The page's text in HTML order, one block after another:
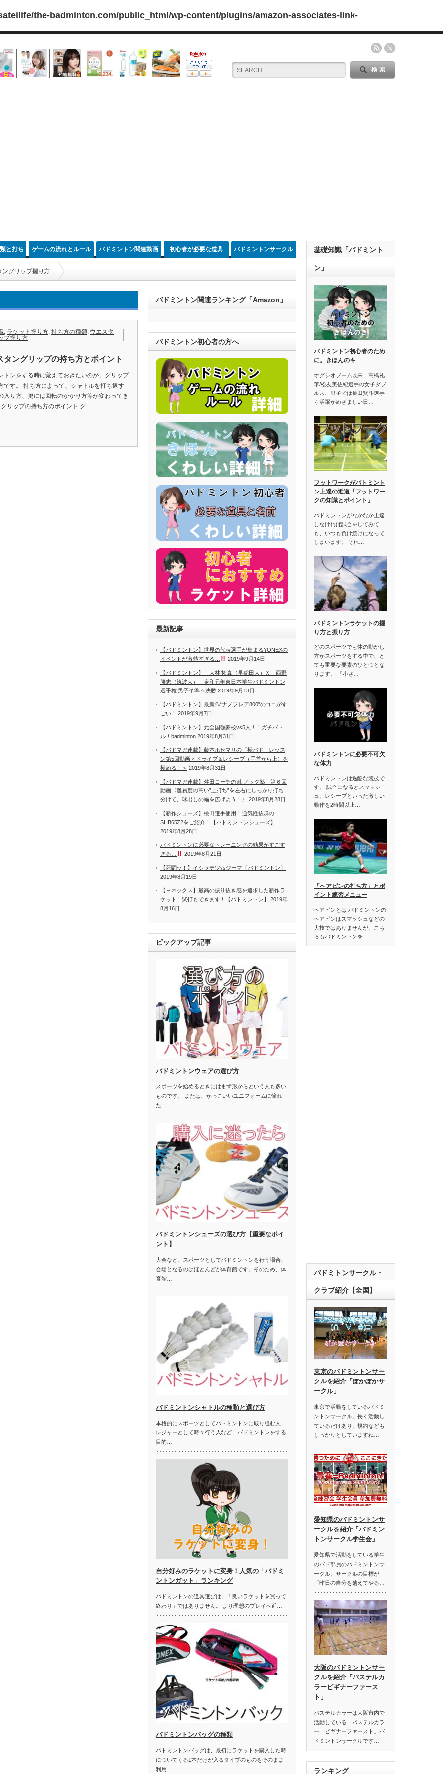
the-badminton.com/public_html/wp-content/plugins/amazon-associates-link-
と打ち ゲームの流れとルール バドミントン関連動画 初心者が必要な道具 バドミントンサークル
ングリップ握り方
, ラケット握り方, 持ち方の種類, ウエスタ
プ握り方
タングリップの持ち方とポイント
トンをする時に覚えておきたいのが、グリップ
です。 持ち方によって、シャトルを打ち返す
入り方、更には回転のかかり方等が変わってき
リップの持ち方のポイント グ…
バドミントン関連ランキング「Amazon」
バドミントン初心者の方へ
最新記事
【バドミントン】世界の代表選手が集まるYONEXの
イベントが激熱すぎる…
2019年9月14日
【バドミントン】 大林 拓真（早稲田大）Ｘ 西野
勝志（筑波大） 令和元年東日本学生バドミントン
選手権 男子単準々決勝 2019年9月13日
【バドミントン】最新作“ナノフレア800”のココがす
ごい！
2019年9月7日
【バドミントン】元全国強豪校vs5人！！ガチバト
ル！badminton 2019年8月31日
【バドマガ連載】藤本ホセマリの「極バド」レッス
ン第5回動画＜ドライブ＆レシーブ（手首から上）を
極める！＞ 2019年8月31日
【バドマガ連載】舛田コーチの魁 ノック塾 第６回
動画〈難易度の高い”上打ち”を左右にしっかり打ち
分けて、球出しの幅を広げよう！〉
2019年8月28日
【新作シューズ】桃田選手使用！通気性抜群の
SHB65Z2をご紹介！【バトミントンシューズ】
2019年8月28日
バドミントンに必要なトレーニングの効果がすごす
ぎる…
2019年8月21日
【死闘ッ！】イシャテツvsジーマ〔バドミントン〕
2019年8月19日
【ヨネックス】最高の振り抜き感を追求した新作ラ
ケット！試打もできます！【バトミントン】
2019年
8月16日
ピックアップ記事
バドミントンウェアの選び方
スポーツを始めるときにはまず形からという人も多い
ものです。 または、かっこいいユニフォームに憧れ
た…
バドミントンシューズの選び方【重要なポイ
ント】
大会など、スポーツとしてバドミントンを行う場合、
会場となるのはほとんどが体育館です。そのため、体
育館…
バドミントンシャトルの種類と選び方
本格的にスポーツとしてバトミントンに取り組む人、
レジャーとして時々行う人など、バドミントンをする
目的…
自分好みのラケットに変身！人気の「バドミ
ントンガット」ランキング
バドミントンの道具選びは、「良いラケットを買って
終わり」ではありません。 より理想のプレイへ近…
バドミントンバッグの種類
バトミントンバッグは、最初にラケットを購入した時
についてくる1本だけが入るタイプのものをそのまま
利用…
基礎知識「バドミント
ン」
バドミントン初心者のため
に。きほんのキ
オグシオブーム以来、高橋礼
華/松友美佐紀選手の女子ダブ
ルス、男子では桃田賢斗選手
ら活躍がめざましい日…
フットワークがバトミント
ン上達の近道「フットワー
クの知識とポイント」
バドミントンがなかなか上達
しなければ試合をしてみて
も、いつも負け続けになって
しまいます。 それ…
バドミントンラケットの握
り方と振り方
どのスポーツでも体の動かし
方がスポーツをする中で、と
ても重要な要素のひとつとな
ります。 「小さ…
バドミントンに必要不可欠
な体力
バドミントンは過酷な競技で
す。 試合になるとスマッシ
ュ、レシーブといった激しい
動作を2時間以上…
「ヘアピンの打ち方」とポ
イント練習メニュー
ヘアピンとは バドミントンの
ヘアピンはスマッシュなどの
大技ではありませんが、こち
らもバドミントンを…
バドミトンサークル・
クラブ紹介【全国】
東京のバドミントンサー
クルを紹介「ぽかぽかサ
ークル」
東京で活動をしているバドミ
ントンサークル。長く活動し
ているだけあり、規約なども
しっかりとしていますね…
愛知県のバドミントンサ
ークルを紹介「バドミン
トンサークル学生会」
愛知県で活動をしている学生
のバド部員のバドミントンサ
ークル。サークルの目標が
「昨日の自分を越えてやる…
大阪のバドミントンサー
クルを紹介「パステルカ
ラービギナーファース
ト」
パステルカラーは大阪市内で
活動している「パステルカラ
ー ビギナーファースト」バ
ドミントンサークルです…
ランキング